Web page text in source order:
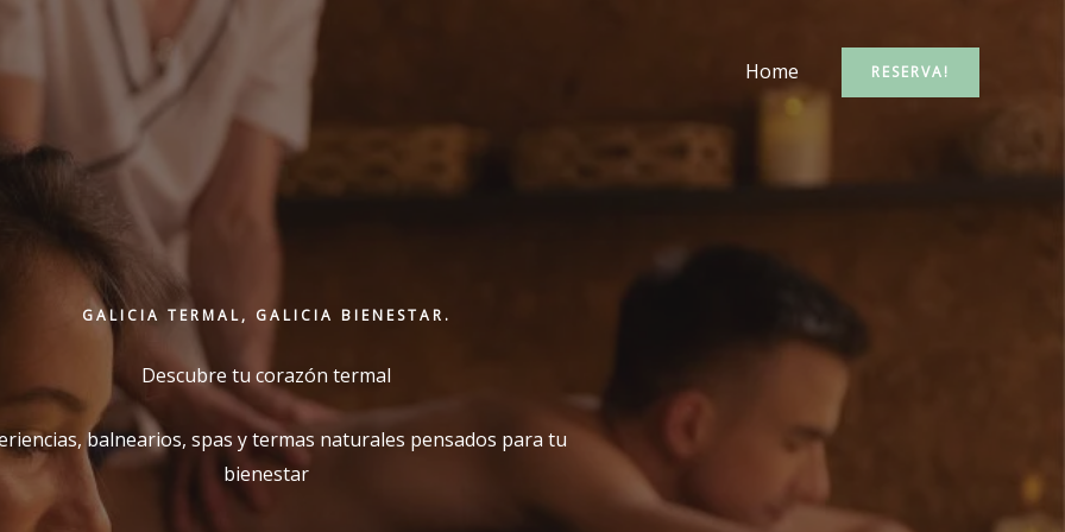
Home RESERVA!
GALICIA TERMAL, GALICIA BIENESTAR.
Descubre tu corazón termal
balnearios, spas y termas naturales pensados para tu
bienestar